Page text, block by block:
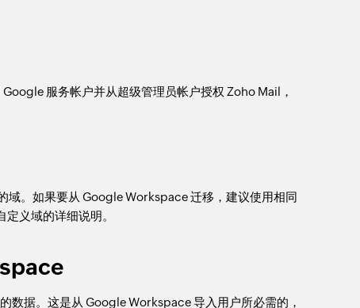
服务帐户并从超级管理员帐户授权 Zoho Mail，
域。如果要从 Google Workspace 迁移，建议使用相同
定义域的详细说明。
数据。这是从 Google Workspace 导入用户所必需的，